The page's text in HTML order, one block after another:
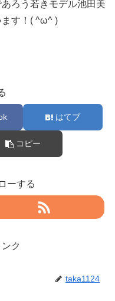
ろう若きモデル池田美
ます！( ^ω^ )
はてブ
コピー
ーする
ク
taka1124